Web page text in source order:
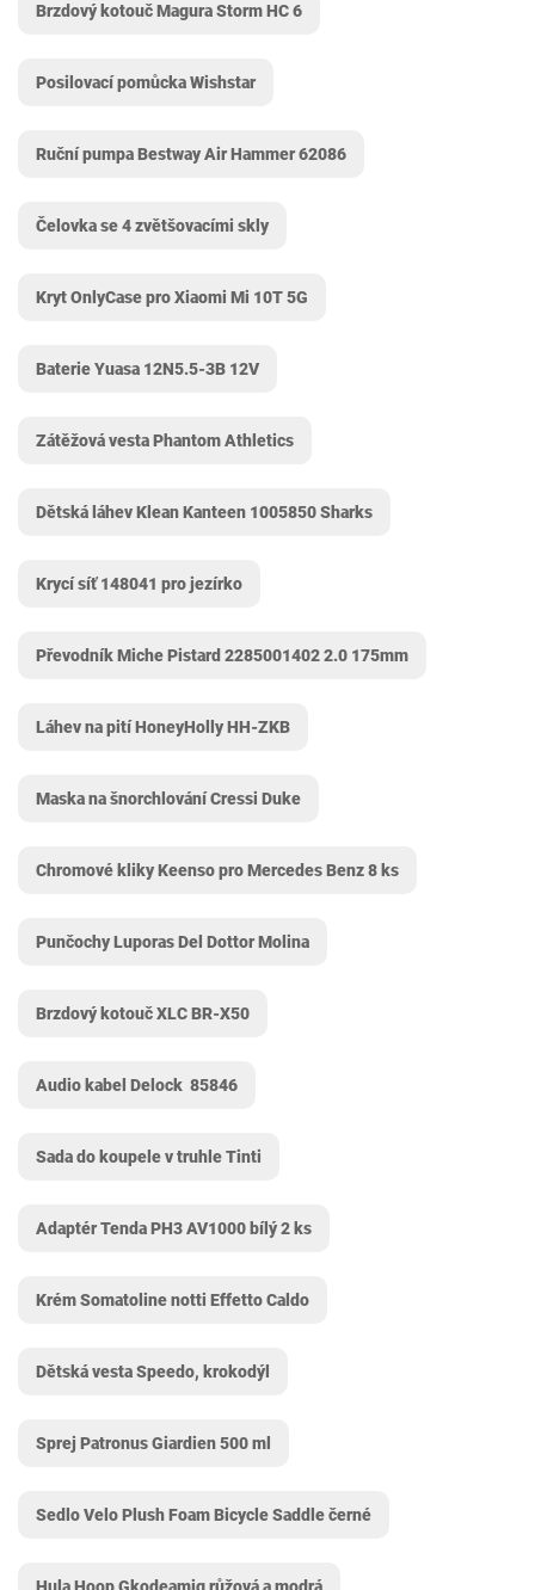
Brzdový kotouč Magura Storm HC 6
Posilovací pomůcka Wishstar
Ruční pumpa Bestway Air Hammer 62086
Čelovka se 4 zvětšovacími skly
Kryt OnlyCase pro Xiaomi Mi 10T 5G
Baterie Yuasa ‎12N5.5-3B 12V
Zátěžová vesta Phantom Athletics
Dětská láhev Klean Kanteen 1005850 Sharks
Krycí síť 148041 pro jezírko
Převodník Miche Pistard 2285001402 2.0 175mm
Láhev na pití HoneyHolly HH-ZKB
Maska na šnorchlování Cressi Duke
Chromové kliky Keenso pro Mercedes Benz 8 ks
Punčochy Luporas Del Dottor Molina
Brzdový kotouč XLC BR-X50
Audio kabel Delock ‎ 85846
Sada do koupele v truhle Tinti
Adaptér Tenda PH3 AV1000 bílý 2 ks
Krém Somatoline notti Effetto Caldo
Dětská vesta Speedo, krokodýl
Sprej Patronus Giardien 500 ml
Sedlo Velo Plush Foam Bicycle Saddle černé